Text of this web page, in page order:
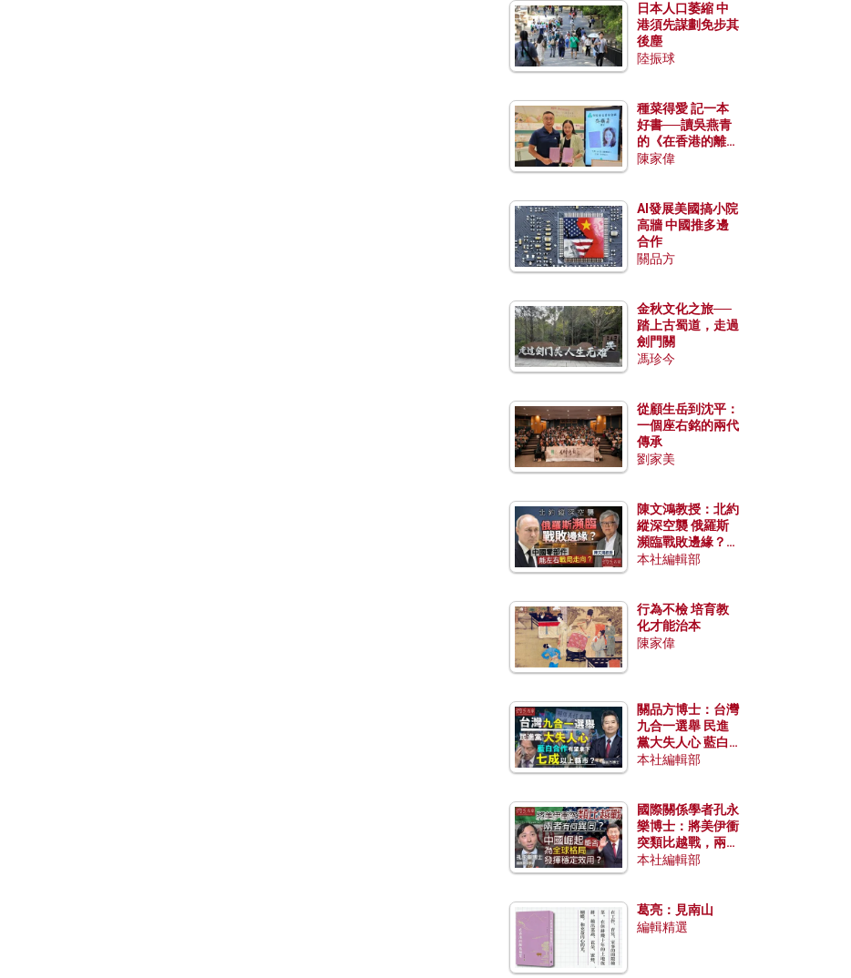
日本人口萎縮 中
港須先謀劃免步其
後塵
陸振球
種菜得愛 記一本
好書──讀吳燕青
的《在香港的離島
種菜》
陳家偉
AI發展美國搞小院
高牆 中國推多邊
合作
關品方
金秋文化之旅──
踏上古蜀道，走過
劍門關
馮珍今
從顧生岳到沈平：
一個座右銘的兩代
傳承
劉家美
陳文鴻教授：北約
縱深空襲 俄羅斯
瀕臨戰敗邊緣？中
國零部件能左右戰
本社編輯部
行為不檢 培育教
化才能治本
陳家偉
關品方博士：台灣
九合一選舉 民進
黨大失人心 藍白
合作有望拿下七成
本社編輯部
國際關係學者孔永
樂博士：將美伊衝
突類比越戰，兩者
有何異同？中國崛
本社編輯部
葛亮：見南山
編輯精選